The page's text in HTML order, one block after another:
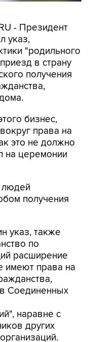
- Президент
указ,
"родильного
в страну
получения
бизнес,
права на
это не должно
на церемонии
людей
получения
указ, также
по
расширение
имеют права на
Соединенных
наравне с
других